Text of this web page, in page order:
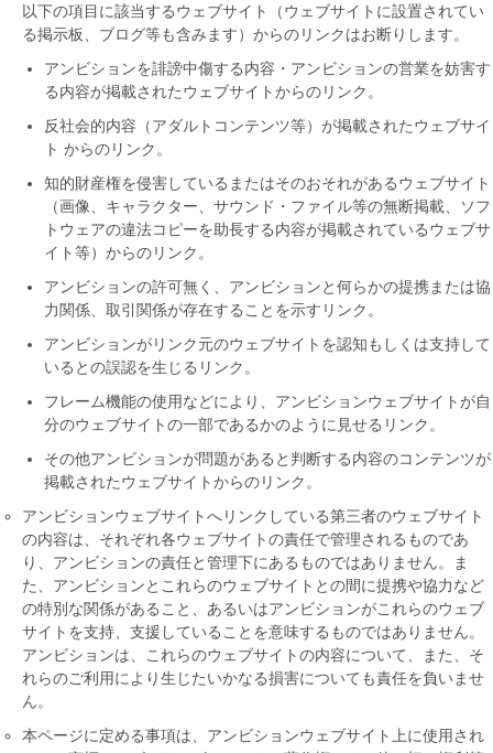
以下の項目に該当するウェブサイト（ウェブサイトに設置されてい
る掲示板、ブログ等も含みます）からのリンクはお断りします。
アンビションを誹謗中傷する内容・アンビションの営業を妨害す
る内容が掲載されたウェブサイトからのリンク。
反社会的内容（アダルトコンテンツ等）が掲載されたウェブサイ
ト からのリンク。
知的財産権を侵害しているまたはそのおそれがあるウェブサイト
（画像、キャラクター、サウンド・ファイル等の無断掲載、ソフ
トウェアの違法コピーを助長する内容が掲載されているウェブサ
イト等）からのリンク。
アンビションの許可無く、アンビションと何らかの提携または協
力関係、取引関係が存在することを示すリンク。
アンビションがリンク元のウェブサイトを認知もしくは支持して
いるとの誤認を生じるリンク。
フレーム機能の使用などにより、アンビションウェブサイトが自
分のウェブサイトの一部であるかのように見せるリンク。
その他アンビションが問題があると判断する内容のコンテンツが
掲載されたウェブサイトからのリンク。
アンビションウェブサイトへリンクしている第三者のウェブサイト
の内容は、それぞれ各ウェブサイトの責任で管理されるものであ
り、アンビションの責任と管理下にあるものではありません。ま
た、アンビションとこれらのウェブサイトとの間に提携や協力など
の特別な関係があること、あるいはアンビションがこれらのウェブ
サイトを支持、支援していることを意味するものではありません。
アンビションは、これらのウェブサイトの内容について、また、そ
れらのご利用により生じたいかなる損害についても責任を負いませ
ん。
本ページに定める事項は、アンビションウェブサイト上に使用され